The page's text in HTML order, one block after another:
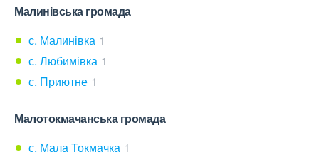
Малинівська громада
с. Малинівка 1
с. Любимівка 1
с. Приютне 1
Малотокмачанська громада
с. Мала Токмачка 1